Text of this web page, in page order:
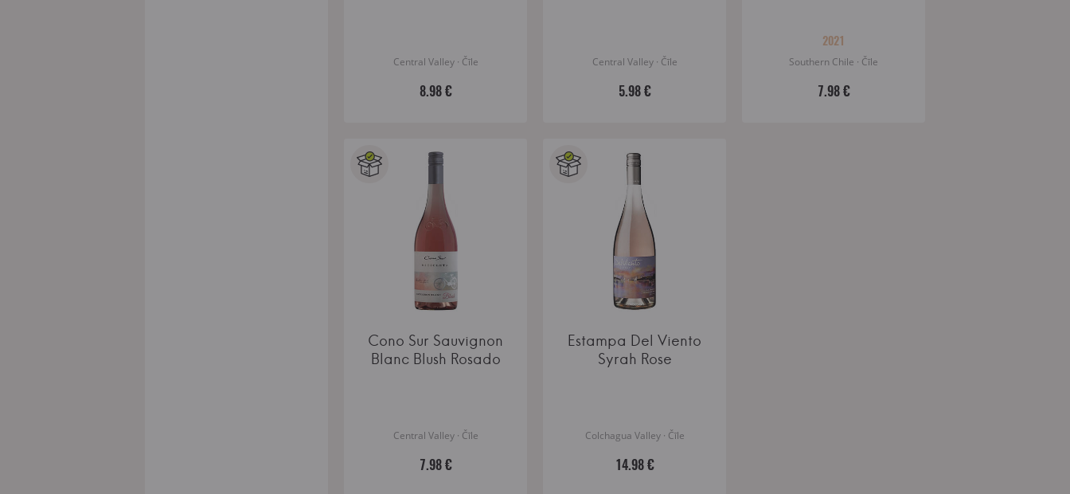
Central Valley · Čīle
8.98 €
Central Valley · Čīle
5.98 €
2021
Southern Chile · Čīle
7.98 €
Cono Sur Sauvignon
Blanc Blush Rosado
Central Valley · Čīle
7.98 €
Estampa Del Viento
Syrah Rose
Colchagua Valley · Čīle
14.98 €